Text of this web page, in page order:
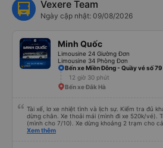
Vexere Team
Ngày cập nhật: 09/08/2026
Minh Quốc
Limousine 24 Giường Đơn
Limousine 34 Phòng Đơn
Bến xe Miền Đông - Quầy vé số 79
12 giờ 30 phút
Bến xe Đắk Hà
Tài xế, lơ xe nhiệt tình và lịch sự. Kiểm tra đủ
dừng chân. Xe thoải mái (mình đi xe 520k/vé).
(mình cho 7/10). Xe dừng khoảng 2 trạm cho cả đoạn đường đi, nên ai bị tiểu
nhiều thì trước khi khởi hành ráng đừng uống nhiều nước
Xem thêm